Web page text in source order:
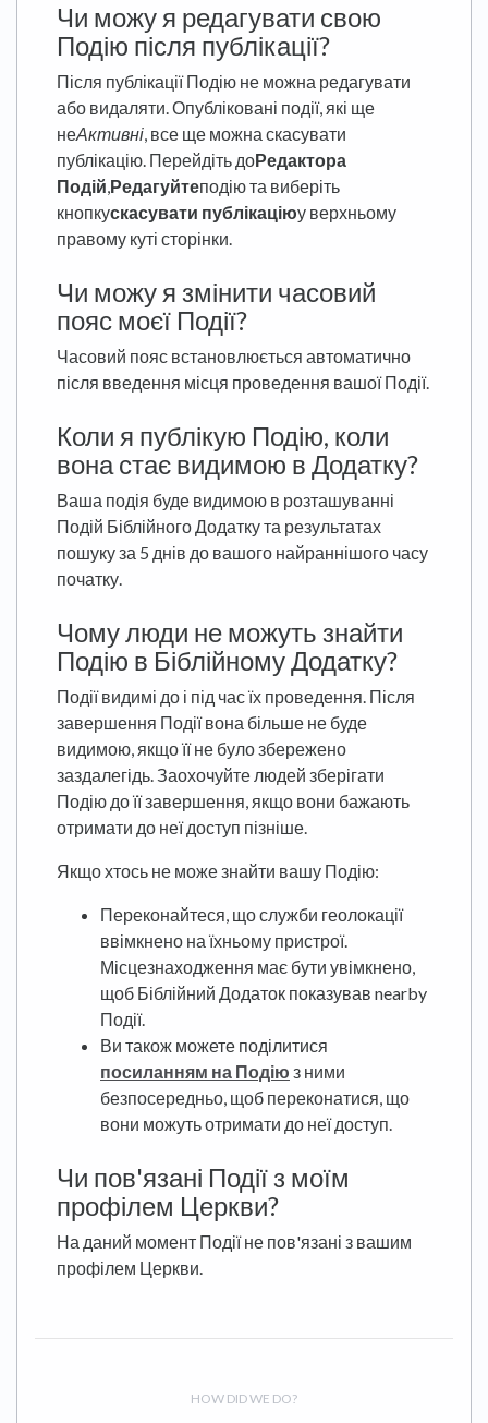
Чи можу я редагувати свою
Подію після публікації?
Після публікації Подію не можна редагувати
або видаляти. Опубліковані події, які ще
неАктивні, все ще можна скасувати
публікацію. Перейдіть доРедактора
Подій,Редагуйтеподію та виберіть
кнопкускасувати публікаціюу верхньому
правому куті сторінки.
Чи можу я змінити часовий
пояс моєї Події?
Часовий пояс встановлюється автоматично
після введення місця проведення вашої Події.
Коли я публікую Подію, коли
вона стає видимою в Додатку?
Ваша подія буде видимою в розташуванні
Подій Біблійного Додатку та результатах
пошуку за 5 днів до вашого найраннішого часу
початку.
Чому люди не можуть знайти
Подію в Біблійному Додатку?
Події видимі до і під час їх проведення. Після
завершення Події вона більше не буде
видимою, якщо її не було збережено
заздалегідь. Заохочуйте людей зберігати
Подію до її завершення, якщо вони бажають
отримати до неї доступ пізніше.
Якщо хтось не може знайти вашу Подію:
Переконайтеся, що служби геолокації
ввімкнено на їхньому пристрої.
Місцезнаходження має бути увімкнено,
щоб Біблійний Додаток показував nearby
Події.
Ви також можете поділитися
посиланням на Подію з ними
безпосередньо, щоб переконатися, що
вони можуть отримати до неї доступ.
Чи пов'язані Події з моїм
профілем Церкви?
На даний момент Події не пов'язані з вашим
профілем Церкви.
HOW DID WE DO?